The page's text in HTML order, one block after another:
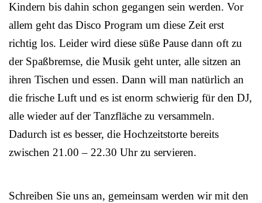
Kindern bis dahin schon gegangen sein werden. Vor
allem geht das Disco Program um diese Zeit erst
richtig los. Leider wird diese süße Pause dann oft zu
der Spaßbremse, die Musik geht unter, alle sitzen an
ihren Tischen und essen. Dann will man natürlich an
die frische Luft und es ist enorm schwierig für den DJ,
alle wieder auf der Tanzfläche zu versammeln.
Dadurch ist es besser, die Hochzeitstorte bereits
zwischen 21.00 – 22.30 Uhr zu servieren.
Schreiben Sie uns an, gemeinsam werden wir mit den